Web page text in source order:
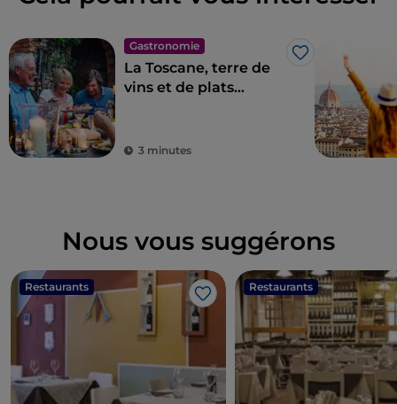
Gastronomie
J’aime
La Toscane, terre de
vins et de plats
3 minutes
Nous vous suggérons
Restaurants
J’aime
Restaurants